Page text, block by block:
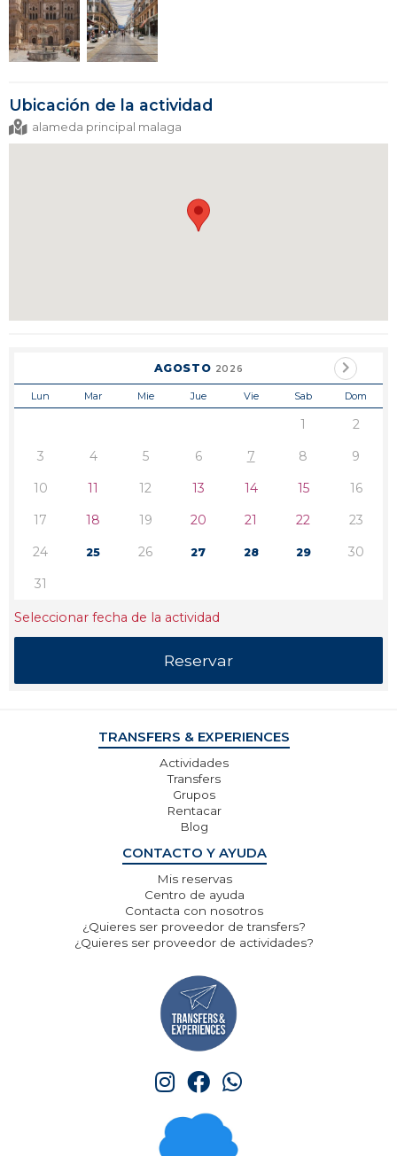
Ubicación de la actividad
alameda principal malaga
AGOSTO 2026
Lun Mar Mie Jue Vie Sab Dom
1
2
3
4 5 6 7 8
9
10
11 12 13 14 15
16
17
18 19 20 21 22
23
24
25 26 27 28 29
30
31
Seleccionar fecha de la actividad
TRANSFERS & EXPERIENCES
Actividades
Transfers
Grupos
Rentacar
Blog
CONTACTO Y AYUDA
Mis reservas
Centro de ayuda
Contacta con nosotros
¿Quieres ser proveedor de transfers?
¿Quieres ser proveedor de actividades?